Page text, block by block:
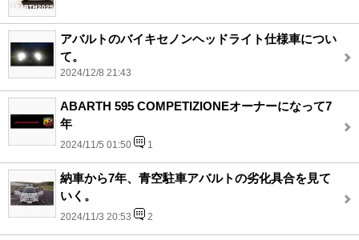
アバルトのバイキセノンヘッドライト仕様車につい
て。
2024/12/8 21:43
ABARTH 595 COMPETIZIONEオーナーになって7
年
2024/11/5 01:50 1
納車から7年、青空駐車アバルトの劣化具合を見て
いく。
2024/11/3 20:53 2